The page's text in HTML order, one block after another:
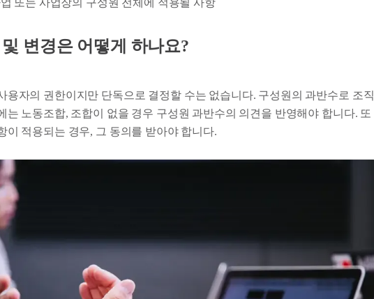
또는 사업장의 구성원 전체에 적용될 사항
변경은 어떻게 하나요?
용자의 권한이지만 단독으로 결정할 수는 없습니다. 구성원의 과반수로 조직
는 노동조합, 조합이 없을 경우 구성원 과반수의 의견을 반영해야 합니다. 또
이 적용되는 경우, 그 동의를 받아야 합니다.